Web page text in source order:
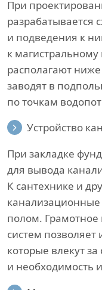
При
разрабатывается
и подведения к
к
располагают
заводят в
по точкам
Устройство
При закладке
для вывода
К сантехнике и
канализационные
полом.
систем
которые влекут
и необходимость